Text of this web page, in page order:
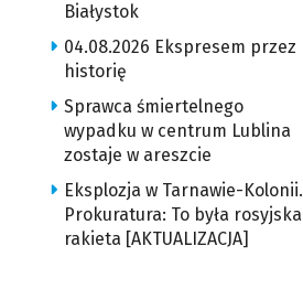
Białystok
04.08.2026 Ekspresem przez
historię
Sprawca śmiertelnego
wypadku w centrum Lublina
zostaje w areszcie
Eksplozja w Tarnawie-Kolonii.
Prokuratura: To była rosyjska
rakieta [AKTUALIZACJA]